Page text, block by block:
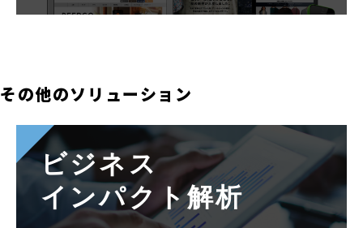
その他のソリューション
ビジネス
インパクト解析